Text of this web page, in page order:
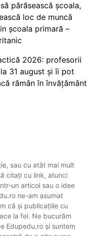
părăsească școala,
loc de muncă
școala primară –
2026: profesorii
31 august și îi pot
rămân în învățământ
sau cu atât mai mult
citați cu link, atunci
un articol sau o idee
ne-am asumat
că și publicațiile cu
la fel. Ne bucurăm
Edupedu.ro și suntem